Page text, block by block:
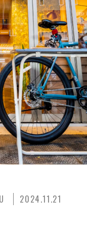
2024.11.21